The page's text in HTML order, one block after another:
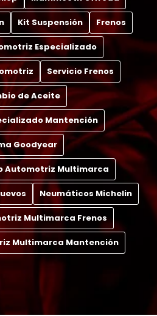
Kit Suspensión Frenos
Especializado
Servicio Frenos
de Aceite
Mantención
Goodyear
Automotriz Multimarca
Neumáticos Michelin
Multimarca Frenos
Multimarca Mantención